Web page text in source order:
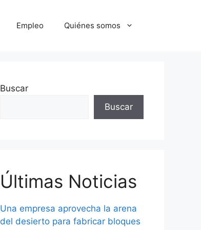
Empleo Quiénes somos
Buscar
Buscar
Últimas Noticias
Una empresa aprovecha la arena
del desierto para fabricar bloques